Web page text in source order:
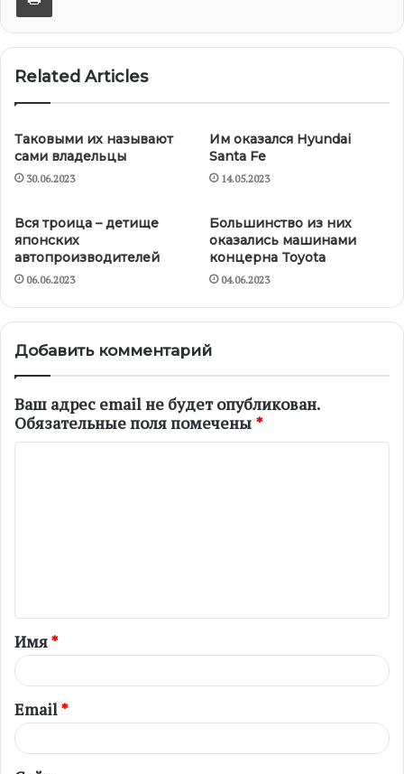
Related Articles
Таковыми их называют
сами владельцы
30.06.2023
Им оказался Hyundai
Santa Fe
14.05.2023
Вся троица – детище
японских
автопроизводителей
06.06.2023
Большинство из них
оказались машинами
концерна Toyota
04.06.2023
Добавить комментарий
Ваш адрес email не будет опубликован.
Обязательные поля помечены *
т
а
р
и
й
*
Имя*
Email*